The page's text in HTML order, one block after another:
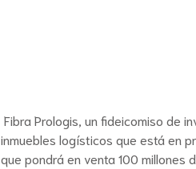
Fibra Prologis, un fideicomiso de
inmuebles logísticos que está en
que pondrá en venta 100 millones